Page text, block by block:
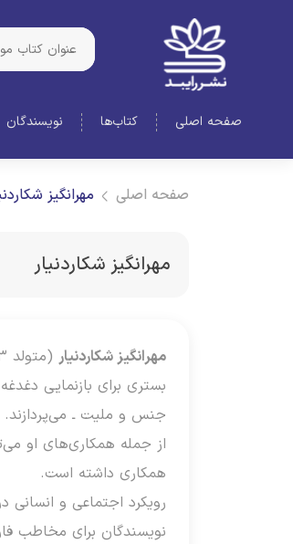
صفحه اصلی کتاب‌ها نویسندگان
صفحه اصلی مهرانگیز
مهرانگیز شکاردنیار
مهرانگیز شکاردنیار
بستری برای بازنمایی
جنس و ملیت ـ می‌پردازند.
از جمله همکاری‌های او
همکاری داشته است.
رویکرد اجتماعی و انسانی
نویسندگان برای مخاطب